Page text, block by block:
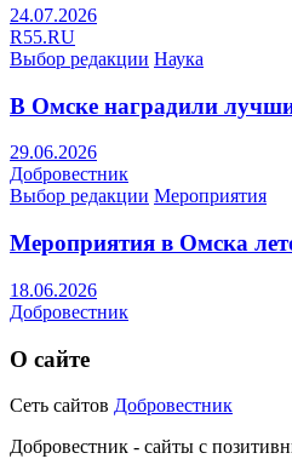
24.07.2026
R55.RU
Выбор редакции Наука
В Омске наградили
29.06.2026
Добровестник
Выбор редакции Мероприятия
Мероприятия в Омска
18.06.2026
Добровестник
О сайте
Сеть сайтов Добровестник
Добровестник - сайты с